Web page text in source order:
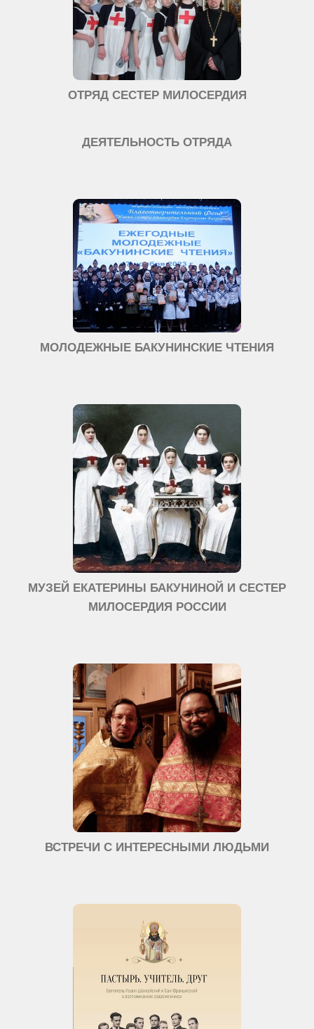
ОТРЯД СЕСТЕР МИЛОСЕРДИЯ
ДЕЯТЕЛЬНОСТЬ ОТРЯДА
МОЛОДЕЖНЫЕ БАКУНИНСКИЕ ЧТЕНИЯ
МУЗЕЙ ЕКАТЕРИНЫ БАКУНИНОЙ И СЕСТЕР
МИЛОСЕРДИЯ РОССИИ
ВСТРЕЧИ С ИНТЕРЕСНЫМИ ЛЮДЬМИ